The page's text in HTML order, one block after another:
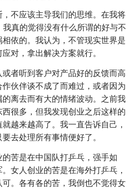
不应该主导我们的思维。在我将
真的觉得没有什么所谓的好与不
依的。我认为，不管现实世界是
对，拿出解决方案就行。
者听到客户对产品好的反馈而高
伙伴谈不成了而难过，或者因为
离去而有大的情绪波动。之前我
很多，但我发现创业之后这样的
越来越高了。我一直告诉自己，
去处理所有事情便好了。
苦是在中国队打乒乓，强手如
女人创业的苦是在海外打乒乓，
。各有各的苦，我倒也不觉得女